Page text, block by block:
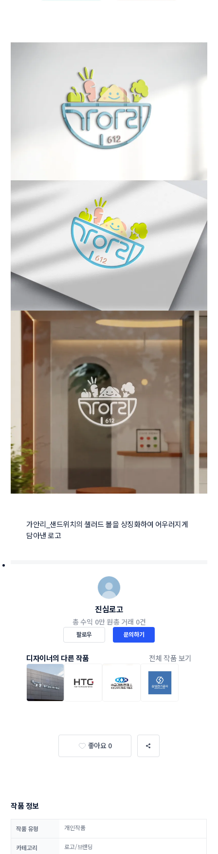
가안리_샌드위치의 샐러드 볼을 상징화하여 어우러지게
담아낸 로고
진심로고
총 수익 0만 원총 거래 0건
팔로우 문의하기
디자이너의 다른 작품 전체 작품 보기
좋아요 0
작품 정보
작품 유형 개인작품
카테고리 로고/브랜딩